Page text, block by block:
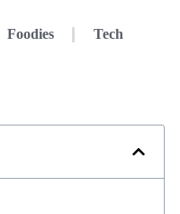
Foodies Tech